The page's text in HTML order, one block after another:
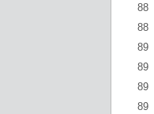
88
88
89
89
89
89